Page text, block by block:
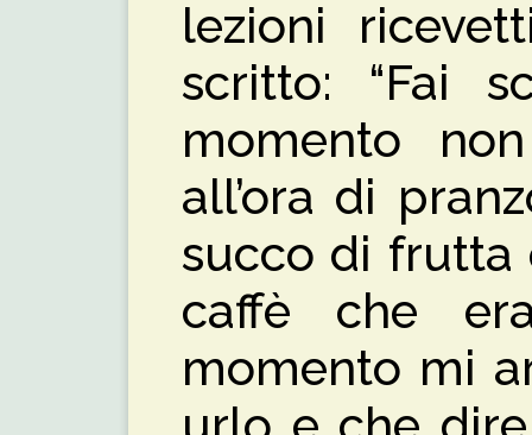
lezioni
scritto: “Fai
momento
all’ora di
succo di frutta
caffè che
momento mi